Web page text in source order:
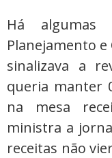
Há
Planejamento
sinalizava a
queria manter
na mesa
ministra a
receitas não